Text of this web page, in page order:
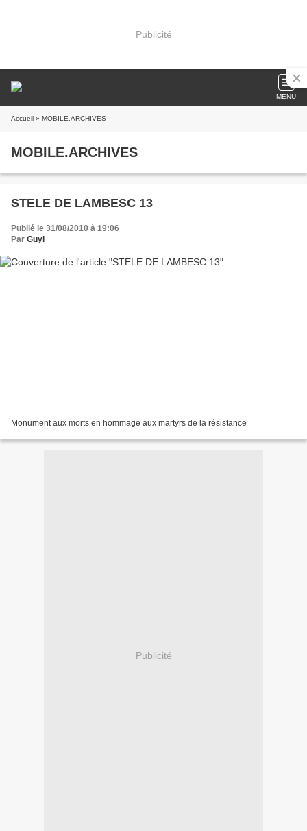
Publicité
MENU
Accueil » MOBILE.ARCHIVES
MOBILE.ARCHIVES
STELE DE LAMBESC 13
Publié le 31/08/2010 à 19:06
Par Guyl
Monument aux morts en hommage aux martyrs de la résistance
Publicité